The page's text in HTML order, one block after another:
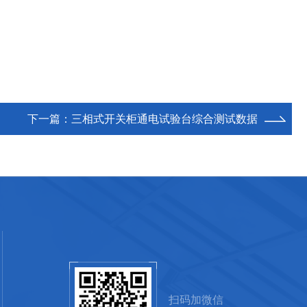
下一篇： 三相式开关柜通电试验台综合测试数据
扫码加微信